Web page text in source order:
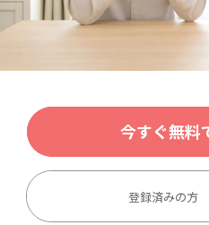
今すぐ無料
登録済みの方